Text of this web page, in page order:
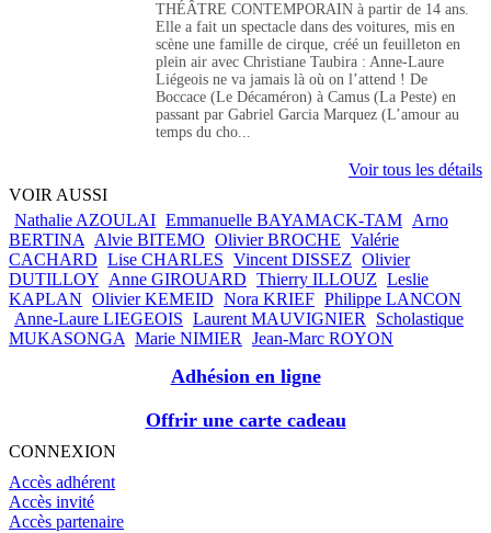
THÉÂTRE CONTEMPORAIN à partir de 14 ans.
Elle a fait un spectacle dans des voitures, mis en
scène une famille de cirque, créé un feuilleton en
plein air avec Christiane Taubira : Anne-Laure
Liégeois ne va jamais là où on l’attend ! De
Boccace (Le Décaméron) à Camus (La Peste) en
passant par Gabriel Garcia Marquez (L’amour au
temps du cho...
Voir tous les détails
VOIR AUSSI
Nathalie AZOULAI Emmanuelle BAYAMACK-TAM Arno
BERTINA
Alvie BITEMO Olivier BROCHE Valérie
CACHARD Lise CHARLES Vincent DISSEZ Olivier
DUTILLOY Anne GIROUARD Thierry ILLOUZ Leslie
KAPLAN Olivier KEMEID Nora KRIEF Philippe LANCON
Anne-Laure LIEGEOIS Laurent MAUVIGNIER
Scholastique
MUKASONGA Marie NIMIER Jean-Marc ROYON
Adhésion en ligne
Offrir une carte cadeau
CONNEXION
Accès adhérent
Accès invité
Accès partenaire